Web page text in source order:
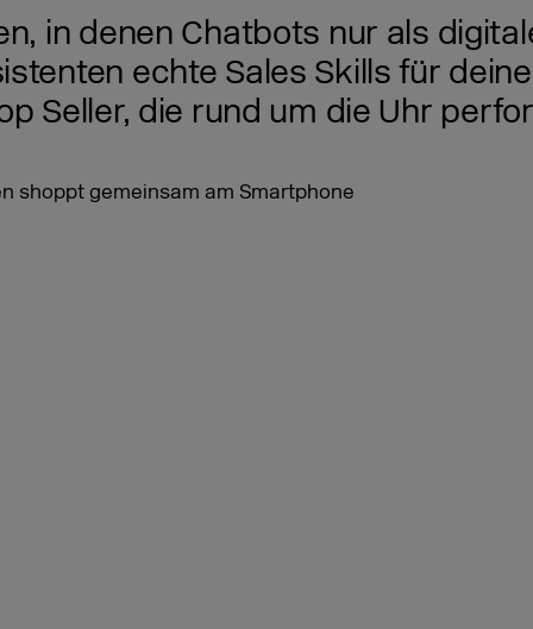
in denen Chatbots nur als
echte Sales Skills für
Seller, die rund um die Uhr